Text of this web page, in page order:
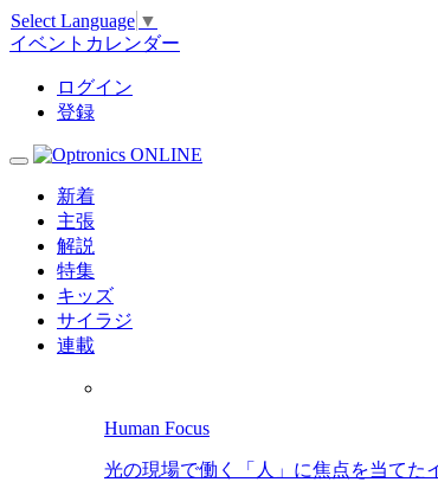
Select Language ▼
イベントカレンダー
ログイン
登録
新着
主張
解説
特集
キッズ
サイラジ
連載
Human Focus
光の現場で働く「人」に焦点を当てた